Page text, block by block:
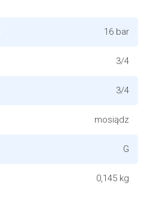
16 bar
3/4
3/4
mosiądz
G
0,145 kg